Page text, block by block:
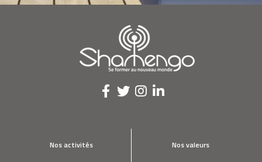
Nos activités Nos valeurs